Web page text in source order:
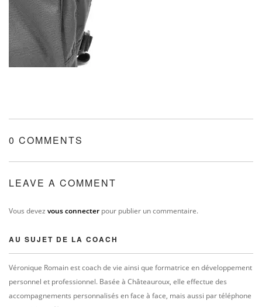
0 COMMENTS
LEAVE A COMMENT
Vous devez vous connecter pour publier un commentaire.
AU SUJET DE LA COACH
Véronique Romain est coach de vie ainsi que formatrice en développement
personnel et professionnel. Basée à Châteauroux, elle effectue des
accompagnements personnalisés en face à face, mais aussi par téléphone